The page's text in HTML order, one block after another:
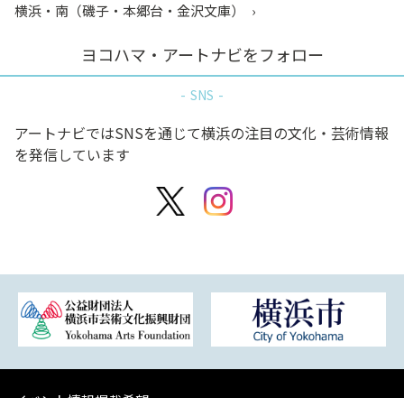
横浜・南（磯子・本郷台・金沢文庫）
ヨコハマ・アートナビをフォロー
SNS
アートナビではSNSを通じて横浜の注目の文化・芸術情報
を発信しています